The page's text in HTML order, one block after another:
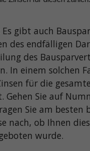
Es gibt auch
des endfälligen
des
In einem solchen
für die gesamte
Gehen Sie auf
Sie am besten
nach, ob Ihnen
wurde.